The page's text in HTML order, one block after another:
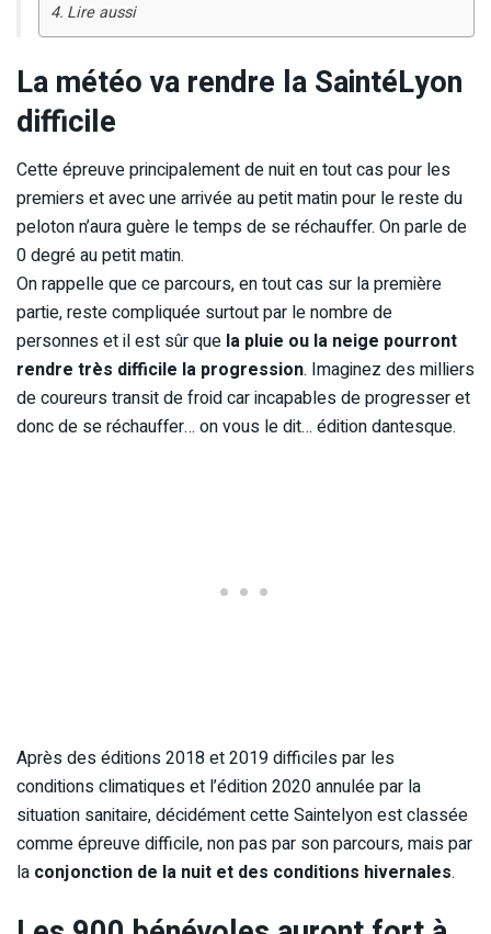
Lire aussi
La météo va rendre la SaintéLyon
difficile
Cette épreuve principalement de nuit en tout cas pour les
premiers et avec une arrivée au petit matin pour le reste du
peloton n’aura guère le temps de se réchauffer. On parle de
0 degré au petit matin.
On rappelle que ce parcours, en tout cas sur la première
partie, reste compliquée surtout par le nombre de
personnes et il est sûr que la pluie ou la neige pourront
rendre très difficile la progression. Imaginez des milliers
de coureurs transit de froid car incapables de progresser et
donc de se réchauffer… on vous le dit… édition dantesque.
Après des éditions 2018 et 2019 difficiles par les
conditions climatiques et l’édition 2020 annulée par la
situation sanitaire, décidément cette Saintelyon est classée
comme épreuve difficile, non pas par son parcours, mais par
la conjonction de la nuit et des conditions hivernales.